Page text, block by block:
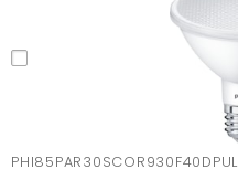
PHI85PAR30SCOR930F40DPUL